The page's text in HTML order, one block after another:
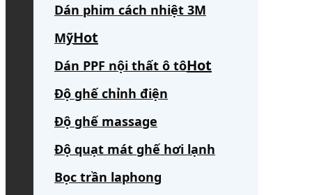
Dán phim cách nhiệt 3M
Mỹ
Dán PPF nội thất ô tô
Độ ghế chỉnh điện
Độ ghế massage
Độ quạt mát ghế hơi lạnh
Bọc trần laphong